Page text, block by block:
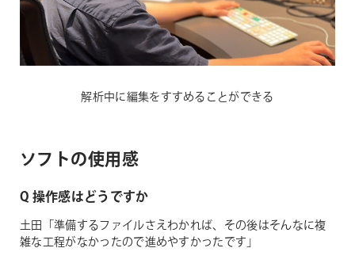
解析中に編集をすすめることができる
ソフトの使用感
Q 操作感はどうですか
土田「準備するファイルさえわかれば、その後はそんなに複
雑な工程がなかったので進めやすかったです」